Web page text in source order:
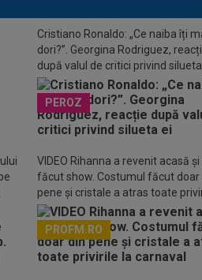
Cristiano Ronaldo: „Ce naiba îți
dori?”. Georgina Rodriguez,
după valul de critici privind
PEROZ
VIDEO Rihanna a revenit acasă și
făcut show. Costumul făcut doar
pene și cristale a atras toate
carnaval
PROFM.RO